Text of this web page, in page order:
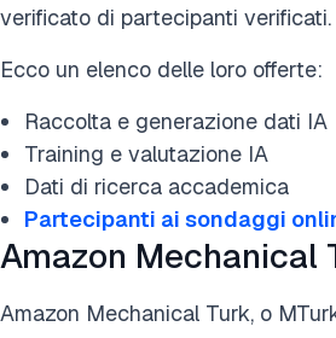
verificato di partecipanti verificati.
Ecco un elenco delle loro offerte:
Raccolta e generazione dati IA
Training e valutazione IA
Dati di ricerca accademica
Partecipanti ai sondaggi
Amazon Mechanical
Amazon Mechanical Turk, o